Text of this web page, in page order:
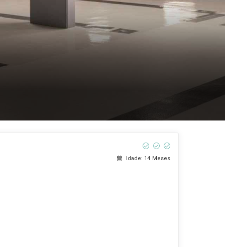
Idade: 14 Meses